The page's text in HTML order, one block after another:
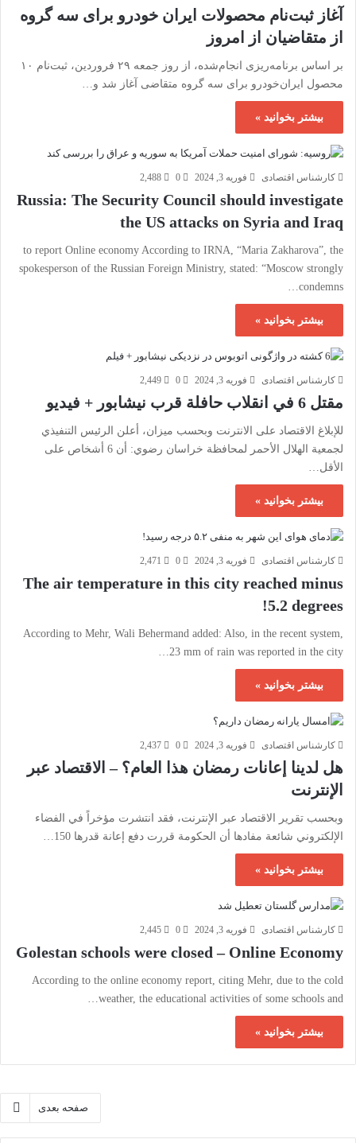
آغاز ثبت‌نام محصولات ایران خودرو برای سه گروه
از متقاضیان از امروز
بر اساس برنامه‌ریزی انجام‌شده، از روز جمعه ۲۹ فروردین، ثبت‌نام ۱۰
محصول ایران‌خودرو برای سه گروه متقاضی آغاز شد و…
بیشتر بخوانید »
کارشناس اقتصادی فوریه 3, 2024 0
2,488
Russia: The Security Council should investigate
the US attacks on Syria and Iraq
to report Online economy According to IRNA, “Maria Zakharova”, the
spokesperson of the Russian Foreign Ministry, stated: “Moscow strongly
condemns…
بیشتر بخوانید »
کارشناس اقتصادی فوریه 3, 2024 0
2,449
مقتل 6 في انقلاب حافلة قرب نيشابور + فيديو
للإبلاغ الاقتصاد على الانترنت وبحسب ميزان، أعلن الرئيس التنفيذي
لجمعية الهلال الأحمر لمحافظة خراسان رضوي: أن 6 أشخاص على
الأقل…
بیشتر بخوانید »
کارشناس اقتصادی فوریه 3, 2024 0
2,471
The air temperature in this city reached minus
5.2 degrees!
According to Mehr, Wali Behermand added: Also, in the recent system,
23 mm of rain was reported in the city…
بیشتر بخوانید »
کارشناس اقتصادی فوریه 3, 2024 0
2,437
هل لدينا إعانات رمضان هذا العام؟ – الاقتصاد عبر
الإنترنت
وبحسب تقرير الاقتصاد عبر الإنترنت، فقد انتشرت مؤخراً في الفضاء
الإلكتروني شائعة مفادها أن الحكومة قررت دفع إعانة قدرها 150…
بیشتر بخوانید »
کارشناس اقتصادی فوریه 3, 2024 0
2,445
Golestan schools were closed – Online Economy
According to the online economy report, citing Mehr, due to the cold
weather, the educational activities of some schools and…
بیشتر بخوانید »
صفحه بعدی